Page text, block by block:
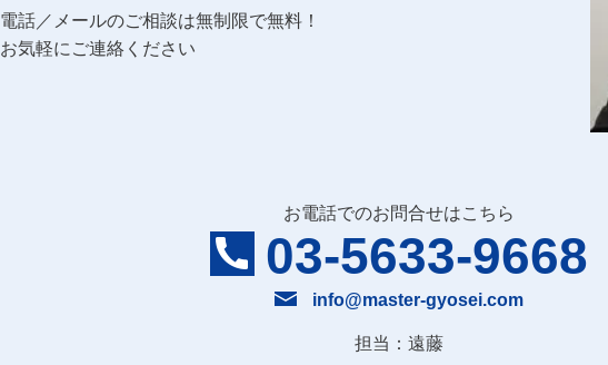
電話／メールのご相談は無制限で無料！
お気軽にご連絡ください
お電話でのお問合せはこちら
03-5633-9668
info@master-gyosei.com
担当：遠藤